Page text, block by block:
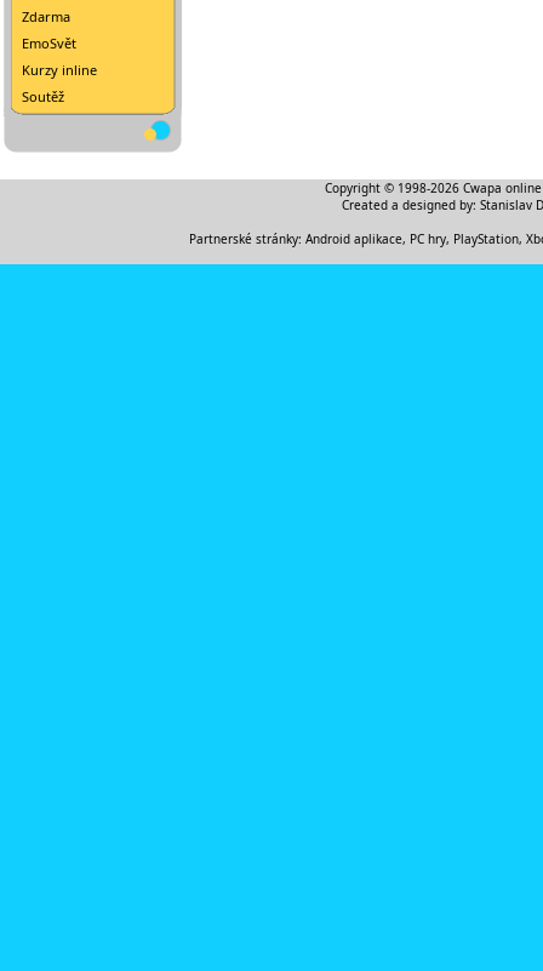
Zdarma
EmoSvět
Kurzy inline
Soutěž
Copyright © 1998-2026 Cwapa
Created a designed by: Stanislav
Partnerské stránky: Android aplikace, PC hry, PlayStation,